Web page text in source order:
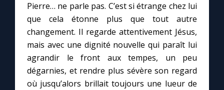
Pierre… ne parle pas. C’est si étrange chez lui
que cela étonne plus que tout autre
changement. Il regarde attentivement Jésus,
mais avec une dignité nouvelle qui paraît lui
agrandir le front aux tempes, un peu
dégarnies, et rendre plus sévère son regard
où jusqu’alors brillait toujours une lueur de